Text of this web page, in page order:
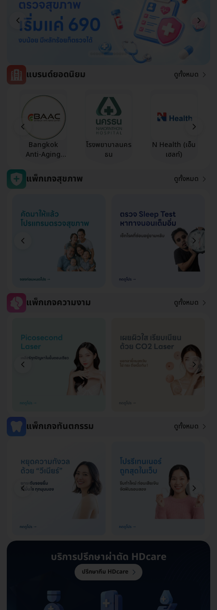
แบรนด์ยอดนิยม ดูทั้งหมด
Bangkok
Anti-Aging
โรงพยาบาลนคร
ธน
N Health (เอ็น
เฮลท์)
แพ็กเกจสุขภาพ ดูทั้งหมด
แพ็กเกจความงาม ดูทั้งหมด
แพ็กเกจทันตกรรม ดูทั้งหมด
บริการปรึกษาผ่าตัด HDcare
ปรึกษาทีม HDcare